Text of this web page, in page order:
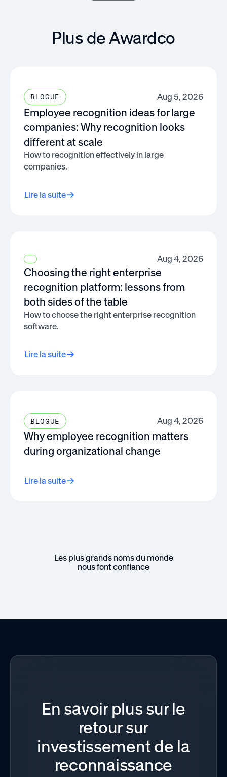
Plus de Awardco
BLOGUE Aug 5, 2026
Employee recognition ideas for large
companies: Why recognition looks
different at scale
How to recognition effectively in large
companies.
Lire la suite
Aug 4, 2026
Choosing the right enterprise
recognition platform: lessons from
both sides of the table
How to choose the right enterprise recognition
software.
Lire la suite
BLOGUE Aug 4, 2026
Why employee recognition matters
during organizational change
Lire la suite
Les plus grands noms du monde
nous font confiance
En savoir plus sur le
retour sur
investissement de la
reconnaissance